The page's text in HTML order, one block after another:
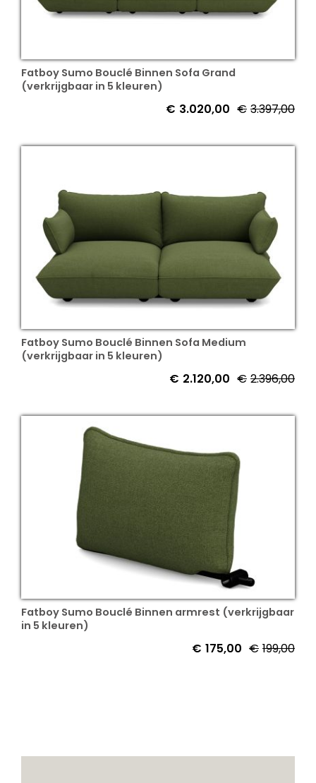
Fatboy Sumo Bouclé Binnen Sofa Grand
(verkrijgbaar in 5 kleuren)
€ 3.397,00
€ 3.020,00
Fatboy Sumo Bouclé Binnen Sofa Medium
(verkrijgbaar in 5 kleuren)
€ 2.396,00
€ 2.120,00
Fatboy Sumo Bouclé Binnen armrest (verkrijgbaar
in 5 kleuren)
€ 199,00
€ 175,00